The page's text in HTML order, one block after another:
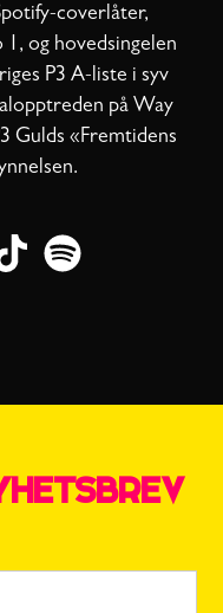
coverlåter,
og hovedsingelen
P3 A-liste i syv
på Way
Gulds «Fremtidens